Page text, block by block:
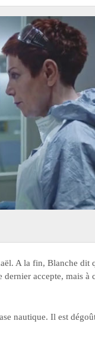
A la fin, Blanche dit
accepte, mais à
nautique. Il est